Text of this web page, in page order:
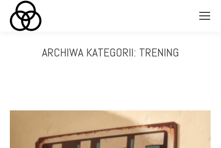
ARCHIWA KATEGORII: TRENING